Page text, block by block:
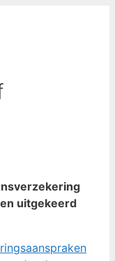
uitgekeerd
2026